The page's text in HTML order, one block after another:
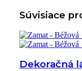
Súvisiace
Dekoračná